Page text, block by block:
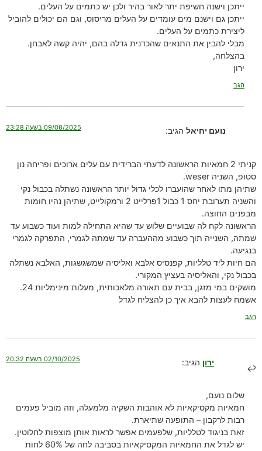
ייתכן וישנה חשיפת יתר לאור בהיר ולכן יש כתמים על העלים.
ייתכן גם וישנם מים עומדים על העלים מריסוס, וגם הם יכולים להוביל
ליצירת כתמים על העלים.
מבלי להבין את התנאים שהכדנית גדלה בהם, יהיה קשה לאבחן.
בהצלחה,
ירון
הגב
נועם יחיאל הגיב: 09/08/2025 בשעה 23:28
קניתי 2 חמאיות הראשונה לדעתי הברידית עם עלים ארוכים ופריחה נון
סטופ, השניה weser.
שתיהן מתו לאחר שהועברו לכלי גדול יותר הראשונה נשתלה בכבול נקי
והשניה תערובת יחס 1 כבול 1פרלייט 2 ורמקולייט, שתיהן נהיו חומות
מבפנים החוצה.
הראשונה לקח לה שבועיים שלוש עד שהיא התחילה למות ועוד כשבוע עד
שמתה, השנייה תוך כשבוע מההעברה עד שמתה לגמרי, התפרקה לגמרי
בנגיעה.
הם חיות ליד טלליות, קפנסיס אלבא ואליסיה שמשגשגות, האלבא נשתלה
בכבול נקי, והאליסיה בעציץ המקורי.
מושקים במי מזגן, בבית עם תאורה מלאכותית, מעלות מינימליות 24.
אשמח לעצות להבא איך כן להצליח לגדל
הגב
ירון הגיב: 02/10/2025 בשעה 20:32
שלום נועם,
חמאיות מקסיקאיות לא אוהבות השקיה מלמעלה, וזה מוביל פעמים
רבות לרקבון – התופעה שתיארת.
זאת בניגוד לטלליות, שלפעמים אפשר לראות אותן מוצפות לחלוטין.
יש לגדל את החמאיות המקסיקאיות בסביבה לחה של 60% לחות